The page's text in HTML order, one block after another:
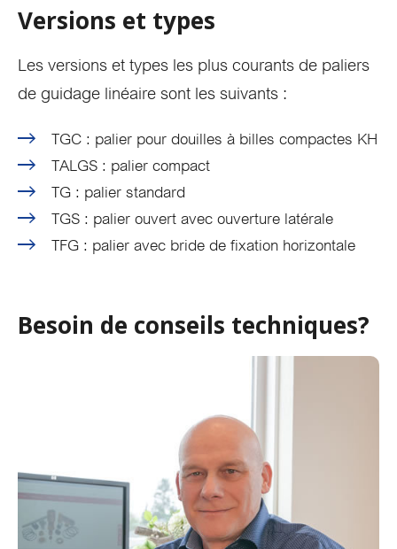
Versions et types
Les versions et types les plus courants de paliers
de guidage linéaire sont les suivants :
TGC : palier pour douilles à billes compactes KH
TALGS : palier compact
TG : palier standard
TGS : palier ouvert avec ouverture latérale
TFG : palier avec bride de fixation horizontale
Besoin de conseils techniques?